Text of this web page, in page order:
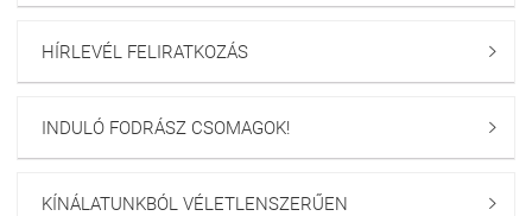
HÍRLEVÉL FELIRATKOZÁS 
INDULÓ FODRÁSZ CSOMAGOK! 
KÍNÁLATUNKBÓL VÉLETLENSZERŰEN 